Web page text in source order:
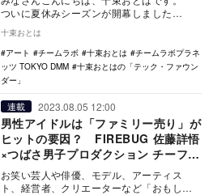
ついに夏休みシーズンが開幕しました
ほとんどだった…
十束おとは
アート
チームラボ 十束おとは
チームラボプラネ
ッツ TOKYO DMM
十束おとはの「テック・ファウン
ダー」
連載 2023.08.05 12:00
男性アイドルは「ファミリー売り」が
ヒットの要因？ FIREBUG 佐藤詳悟
×つばさ男子プロダクション チーフマ
ネージャー堀切裕真対談
お笑い芸人や俳優、モデル、アーティス
ト、経営者、クリエーターなど「おもしろ